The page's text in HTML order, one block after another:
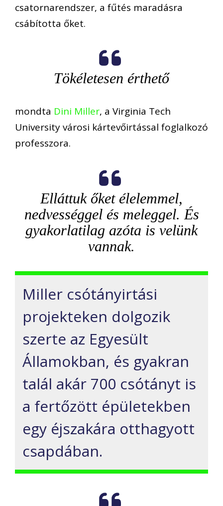
csatornarendszer, a fűtés maradásra
csábította őket.
Tökéletesen érthető
mondta Dini Miller, a Virginia Tech
University városi kártevőirtással foglalkozó
professzora.
Elláttuk őket élelemmel,
nedvességgel és meleggel. És
gyakorlatilag azóta is velünk
vannak.
Miller csótányirtási
projekteken dolgozik
szerte az Egyesült
Államokban, és gyakran
talál akár 700 csótányt is
a fertőzött épületekben
egy éjszakára otthagyott
csapdában.